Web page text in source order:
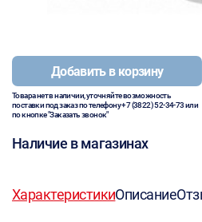
Добавить в корзину
Товара нет в наличии, уточняйте возможность
поставки под заказ по телефону+7 (3822) 52-34-73или
по кнопке "Заказать звонок"
Наличие в магазинах
ХарактеристикиОписание